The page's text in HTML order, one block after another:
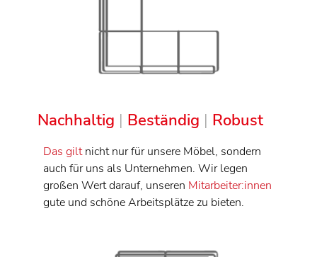
Nachhaltig | Beständig | Robust
Das giltnicht nur für unsere Möbel, sondern
auch für uns als Unternehmen. Wir legen
großen Wert darauf, unseren Mitarbeiter:innen
gute und schöne Arbeitsplätze zu bieten.